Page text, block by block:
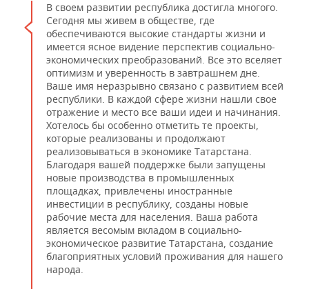
В своем развитии республика достигла многого.
Сегодня мы живем в обществе, где
обеспечиваются высокие стандарты жизни и
имеется ясное видение перспектив социально-
экономических преобразований. Все это вселяет
оптимизм и уверенность в завтрашнем дне.
Ваше имя неразрывно связано с развитием всей
республики. В каждой сфере жизни нашли свое
отражение и место все ваши идеи и начинания.
Хотелось бы особенно отметить те проекты,
которые реализованы и продолжают
реализовываться в экономике Татарстана.
Благодаря вашей поддержке были запущены
новые производства в промышленных
площадках, привлечены иностранные
инвестиции в республику, созданы новые
рабочие места для населения. Ваша работа
является весомым вкладом в социально-
экономическое развитие Татарстана, создание
благоприятных условий проживания для нашего
народа.